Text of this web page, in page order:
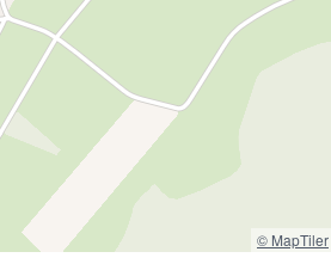
© MapTiler